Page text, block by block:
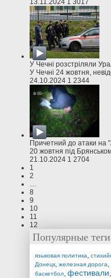
13.11.2024 1 3017
У Чечні розстріляли
У Чечні 24 жовтня,
24.10.2024 1 2344
Причетний до атаки на
20 жовтня під
21.10.2024 1 2704
1
2
…
8
9
10
11
12
Популярные теги
языковая политика,
Донецк, железная дорога,
баскетбол, фестивали,